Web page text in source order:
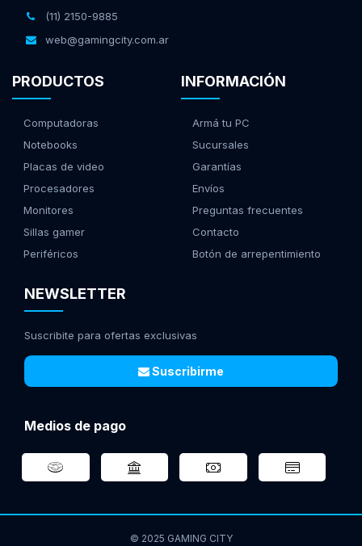
(11) 2150-9885
web@gamingcity.com.ar
PRODUCTOS
Computadoras
Notebooks
Placas de video
Procesadores
Monitores
Sillas gamer
Periféricos
INFORMACIÓN
Armá tu PC
Sucursales
Garantías
Envíos
Preguntas frecuentes
Contacto
Botón de arrepentimiento
NEWSLETTER
Suscribite para ofertas exclusivas
Suscribirme
Medios de pago
© 2025 GAMING CITY